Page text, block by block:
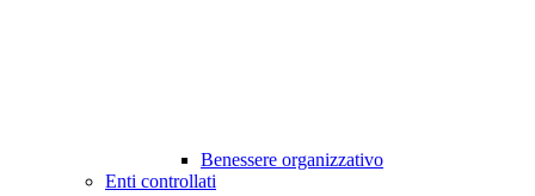
Benessere organizzativo
Enti controllati